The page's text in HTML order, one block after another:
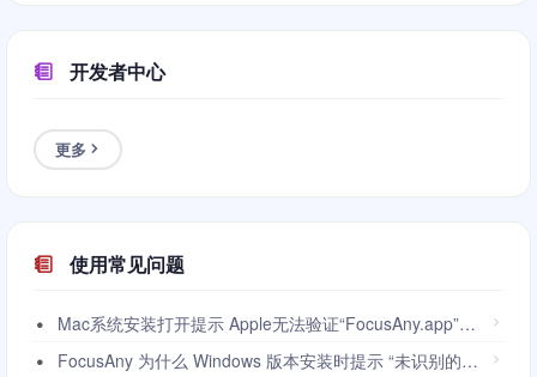
开发者中心
更多
使用常见问题
Mac系统安装打开提示 Apple无法验证“FocusAny.app”是否包含可能危害Mac安全或泄漏隐私的恶意软件。
FocusAny 为什么 Windows 版本安装时提示 “未识别的应用”？